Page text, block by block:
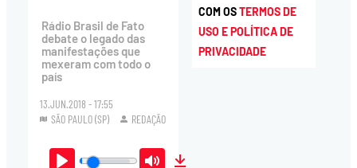
Rádio Brasil de Fato
debate o legado das
manifestações que
mexeram com todo o
país
13.JUN.2018 - 17:55
SÃO PAULO (SP)
REDAÇÃO
COM OSTERMOS DE
USO E POLÍTICA DE
PRIVACIDADE